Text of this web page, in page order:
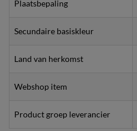
Plaatsbepaling
Secundaire basiskleur
Land van herkomst
Webshop item
Product groep leverancier